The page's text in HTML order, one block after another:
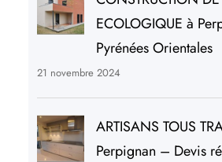
ECOLOGIQUE à
Pyrénées Orientales
21 novembre 2024
ARTISANS TOUS
Perpignan – Devis